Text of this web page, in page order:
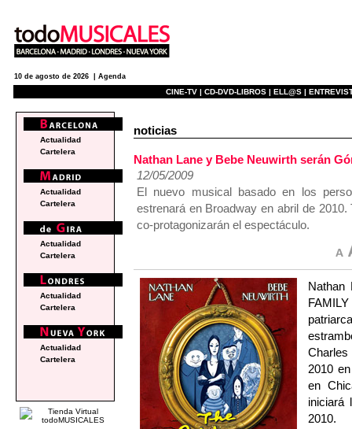
10 de agosto de 2026 | Agenda
CINE-TV | CD-DVD-LIBROS | ELL@S |
noticias
Nathan Lane y Bebe Neuwirth serán
12/05/2009
El nuevo musical basado en los
estrenará en Broadway en abril de
co-protagonizarán el espectáculo.
Nathan
2010
en
iniciará
2010.
Actualidad
Cartelera
Actualidad
Cartelera
Actualidad
Cartelera
Actualidad
Cartelera
Actualidad
Cartelera